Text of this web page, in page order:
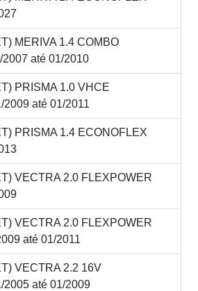
MERIVA 1.4 COMBO
até 01/2010
PRISMA 1.0 VHCE
até 01/2011
PRISMA 1.4 ECONOFLEX
VECTRA 2.0 FLEXPOWER
VECTRA 2.0 FLEXPOWER
até 01/2011
VECTRA 2.2 16V
2005 até 01/2009